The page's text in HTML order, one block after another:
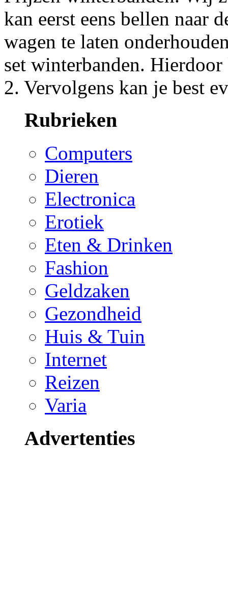
kan eerst eens bellen naar
wagen te laten
set winterbanden.
2. Vervolgens kan je best
Rubrieken
Computers
Dieren
Electronica
Erotiek
Eten & Drinken
Fashion
Geldzaken
Gezondheid
Huis & Tuin
Internet
Reizen
Varia
Advertenties